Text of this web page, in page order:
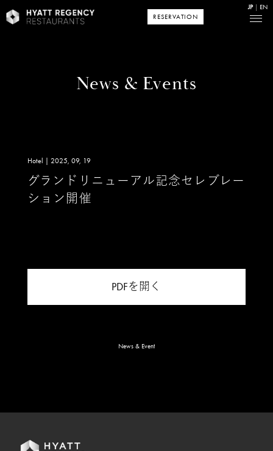
RESERVATION
JP EN
News & Events
Hotel | 2025, 09, 19
グランドリニューアル記念セレブレー
ション開催
PDFを開く
News & Event